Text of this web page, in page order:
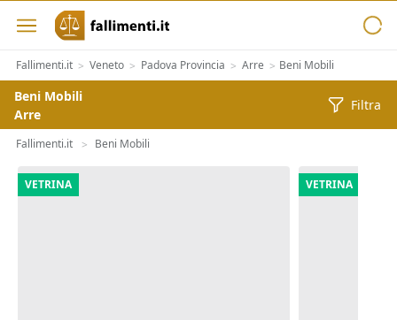
Fallimenti.it > Veneto > Padova Provincia > Arre > Beni Mobili
Beni Mobili
Arre
Filtra
Fallimenti.it > Beni Mobili
VETRINA VETRINA